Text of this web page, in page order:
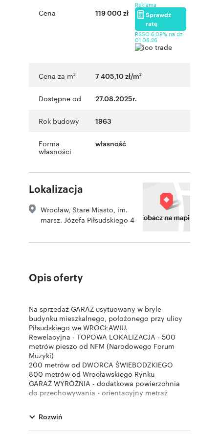
Cena 119 000 zł
Reklama
Sprawdź
ratę
RSSO 6,09% na dz.
01.06.26
Cena za m2 7 405,10 zł/m2
Dostępne od 27.08.2025r.
Rok budowy 1963
Forma
własności
własność
Lokalizacja
Wrocław, Stare Miasto im.
marsz. Józefa Piłsudskiego 4
Opis oferty
Na sprzedaż GARAŻ usytuowany w bryle
budynku mieszkalnego, położonego przy ulicy
Piłsudskiego we WROCŁAWIU.
Rewelacyjna - TOPOWA LOKALIZACJA - 500
metrów pieszo od NFM (Narodowego Forum
Muzyki)
200 metrów od DWORCA ŚWIEBODZKIEGO
800 metrów od Wrocławskiego Rynku
GARAŻ WYRÓŻNIA - dodatkowa powierzchnia
do przechowywania - orientacyjny metraż
-jasny, dzięki luksferom
-ciepły, biegną przez niego rury ciepłownicze
Rozwiń